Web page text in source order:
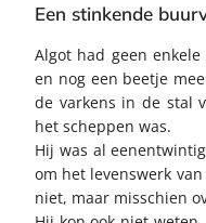
Een stinkende
Algot had geen
en nog een beetje
de varkens in de stal
het scheppen was.
Hij was al
om het levenswerk
niet, maar misschien